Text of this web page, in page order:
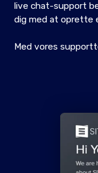
live chat-support
dig med at oprette
Med vores